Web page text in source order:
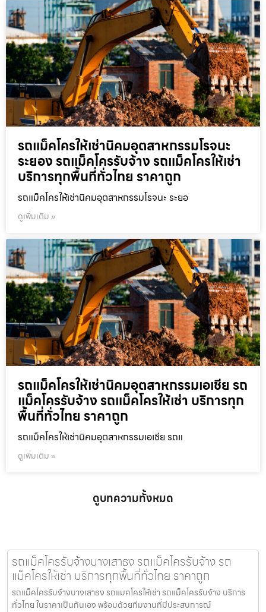
รถแม็คโครให้เช่านิคมอุตสาหกรรมโรจนะ
ระยอง รถแม็คโครรับจ้าง รถแม็คโครให้เช่า
บริการทุกพื้นที่ทั่วไทย ราคาถูก
รถแม็คโครให้เช่านิคมอุตสาหกรรมโรจนะ ระยอ
ดูเพิ่มเติม »
รถแม็คโครให้เช่านิคมอุตสาหกรรมเอเชีย รถ
แม็คโครรับจ้าง รถแม็คโครให้เช่า บริการทุก
พื้นที่ทั่วไทย ราคาถูก
รถแม็คโครให้เช่านิคมอุตสาหกรรมเอเชีย รถแ
ดูเพิ่มเติม »
ดูบทความทั้งหมด
รถแม็คโครรับจ้างบางเสาธง รถแม็คโครรับจ้าง รถ
แม็คโครให้เช่า บริการทุกพื้นที่ทั่วไทย ราคาถูก
รถแม็คโครรับจ้างบางเสาธง รถแมคโครให้เช่า รถแม็คโครรับจ้าง บริการ
ทั่วไทย ในราคาเป็นกันเอง พร้อมด้วยทีมงานที่มีประสบการณ์